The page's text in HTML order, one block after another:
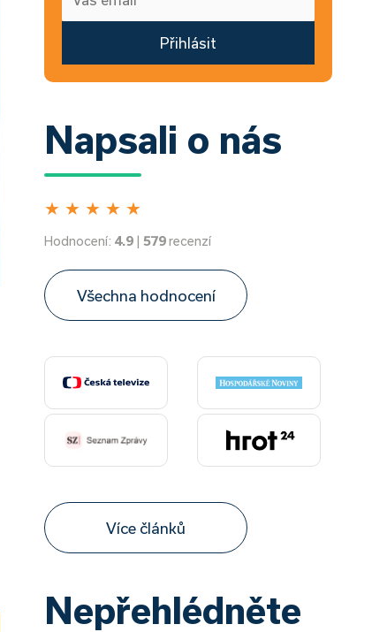
Přihlásit
Napsali o nás
★ ★ ★ ★ ★
Hodnocení: 4.9 | 579recenzí
Všechna hodnocení
Více článků
Nepřehlédněte